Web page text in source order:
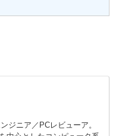
ジニア／PCレビューア。